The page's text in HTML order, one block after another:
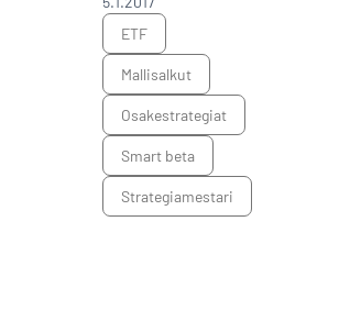
ETF
mallisalkut
osakestrategiat
smart beta
Strategiamestari